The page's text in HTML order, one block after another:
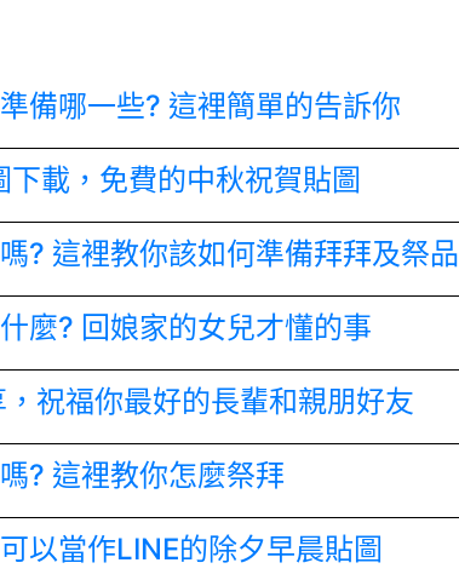
備哪一些? 這裡簡單的告訴你
下載，免費的中秋祝賀貼圖
? 這裡教你該如何準備拜拜及祭品
麼? 回娘家的女兒才懂的事
祝福你最好的長輩和親朋好友
? 這裡教你怎麼祭拜
以當作LINE的除夕早晨貼圖